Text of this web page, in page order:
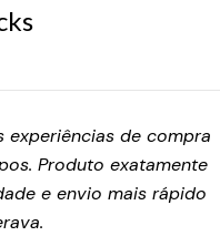
experiências de compra
Produto exatamente
e envio mais rápido